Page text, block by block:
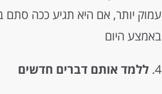
עמוק יותר, אם היא תגיע ככה
באמצע היום
4. ללמד אותם דברים חדשים